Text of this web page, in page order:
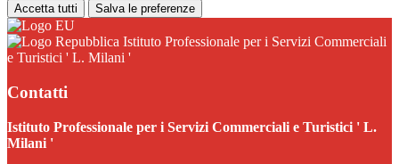
Accetta tutti Salva le preferenze
Istituto Professionale per i Servizi Commerciali
e Turistici ' L. Milani '
Contatti
Istituto Professionale per i Servizi Commerciali e Turistici ' L.
Milani '